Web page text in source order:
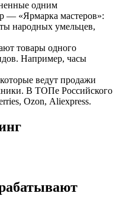
одним
— «Ярмарка мастеров»:
народных умельцев,
товары одного
Например, часы
ведут продажи
В ТОПе Российского
Ozon, Aliexpress.